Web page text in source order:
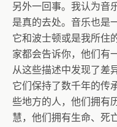
另外一回事。我认为音
是真的去处。音乐也是
它和波士顿或是我所住
家都会告诉你，他们有
从这些描述中发现了差
它们保持了数千年的传
些地方的人，他们拥有
慧，他们拥有生命、死